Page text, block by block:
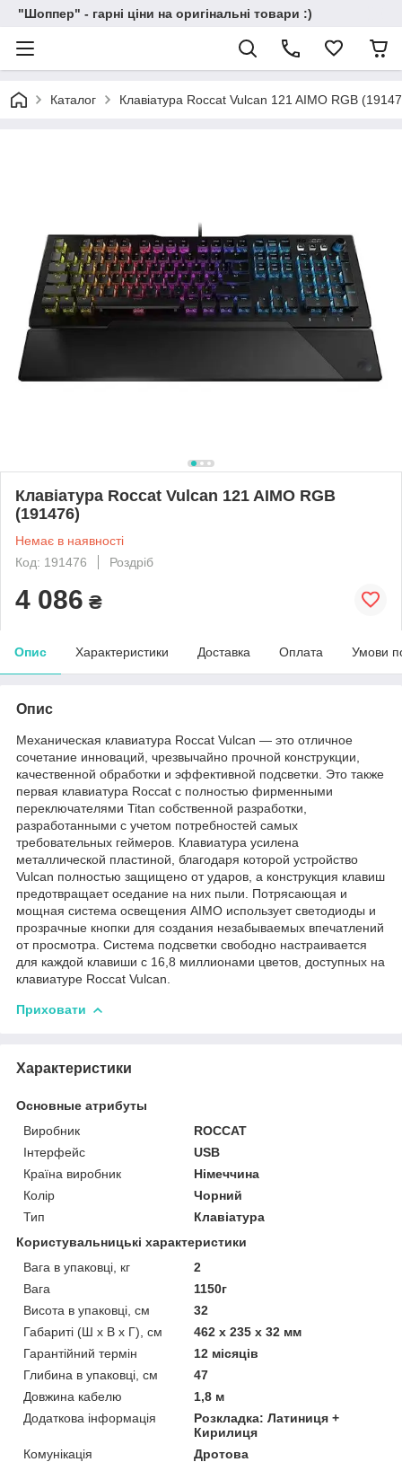
"Шоппер" - гарні ціни на оригінальні товари :)
Каталог Клавіатура Roccat Vulcan 121 AIMO RGB
Клавіатура Roccat Vulcan 121 AIMO RGB
(191476)
Немає в наявності
Код: 191476
Роздріб
4 086 ₴
Опис Характеристики Доставка Оплата Умови
Опис
Механическая клавиатура Roccat Vulcan — это отличное
сочетание инноваций, чрезвычайно прочной конструкции,
качественной обработки и эффективной подсветки. Это также
первая клавиатура Roccat с полностью фирменными
переключателями Titan собственной разработки,
разработанными с учетом потребностей самых
требовательных геймеров. Клавиатура усилена
металлической пластиной, благодаря которой устройство
Vulcan полностью защищено от ударов, а конструкция клавиш
предотвращает оседание на них пыли. Потрясающая и
мощная система освещения AIMO использует светодиоды и
прозрачные кнопки для создания незабываемых впечатлений
от просмотра. Система подсветки свободно настраивается
для каждой клавиши с 16,8 миллионами цветов, доступных на
клавиатуре Roccat Vulcan.
Приховати
Характеристики
Основные атрибуты
Виробник
ROCCAT
Інтерфейс
USB
Країна виробник
Німеччина
Колір
Чорний
Тип
Клавіатура
Користувальницькі характеристики
Вага в упаковці, кг
2
Вага
1150г
Висота в упаковці, см
32
Габариті (Ш х В х Г), см
462 х 235 х 32 мм
Гарантійний термін
12 місяців
Глибина в упаковці, см
47
Довжина кабелю
1,8 м
Додаткова інформація
Розкладка: Латиниця +
Кирилиця
Комунікація
Дротова